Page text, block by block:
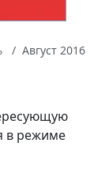
Август 2016
в режиме